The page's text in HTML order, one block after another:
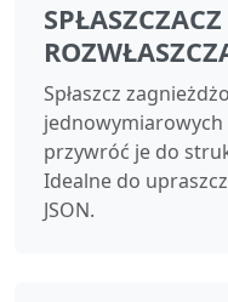
Spłaszcz
przywróć je do
Idealne do
JSON.